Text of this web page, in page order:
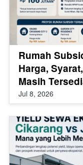
Rumah
Harga,
Masih
Jul 8, 2026